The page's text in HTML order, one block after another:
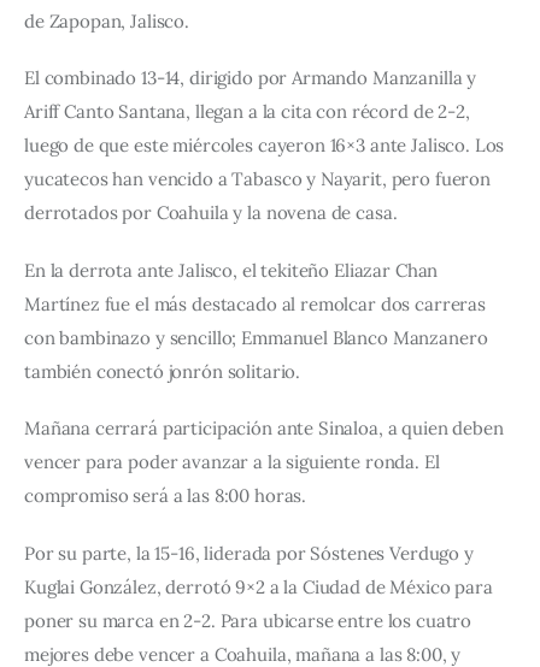
de Zapopan, Jalisco.
El combinado 13-14, dirigido por Armando Manzanilla y
Ariff Canto Santana, llegan a la cita con récord de 2-2,
luego de que este miércoles cayeron 16×3 ante Jalisco. Los
yucatecos han vencido a Tabasco y Nayarit, pero fueron
derrotados por Coahuila y la novena de casa.
En la derrota ante Jalisco, el tekiteño Eliazar Chan
Martínez fue el más destacado al remolcar dos carreras
con bambinazo y sencillo; Emmanuel Blanco Manzanero
también conectó jonrón solitario.
Mañana cerrará participación ante Sinaloa, a quien deben
vencer para poder avanzar a la siguiente ronda. El
compromiso será a las 8:00 horas.
Por su parte, la 15-16, liderada por Sóstenes Verdugo y
Kuglai González, derrotó 9×2 a la Ciudad de México para
poner su marca en 2-2. Para ubicarse entre los cuatro
mejores debe vencer a Coahuila, mañana a las 8:00, y